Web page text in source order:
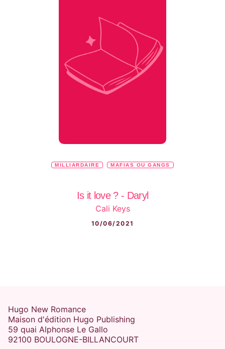
MILLIARDAIRE MAFIAS OU GANGS
Is it love ? - Daryl
Cali Keys
10/06/2021
Hugo New Romance
Maison d'édition Hugo Publishing
59 quai Alphonse Le Gallo
92100 BOULOGNE-BILLANCOURT